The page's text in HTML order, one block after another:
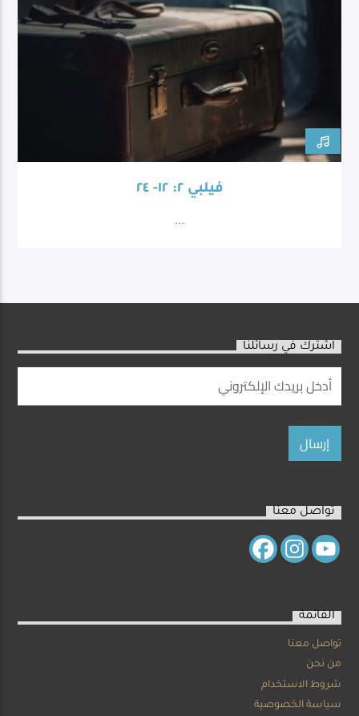
فيلبي ٢: ١٢- ٢٤
...
اشترك في رسائلنا
تواصل معنا
القائمة
تواصل معنا
من نحن
شروط الاستخدام
سياسة الخصوصية